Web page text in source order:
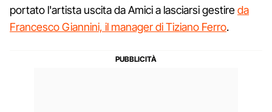
portato l'artista uscita da Amici a lasciarsi gestireda
Francesco Giannini, il manager di Tiziano Ferro.